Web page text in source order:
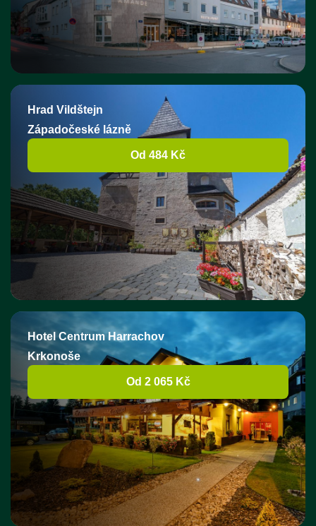
Hrad Vildštejn
Západočeské lázně
Od 484 Kč
Hotel Centrum Harrachov
Krkonoše
Od 2 065 Kč